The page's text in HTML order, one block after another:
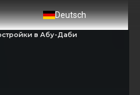
Deutsch
в Абу-Даби